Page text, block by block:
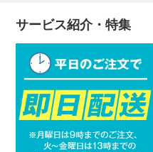
サービス紹介・特集